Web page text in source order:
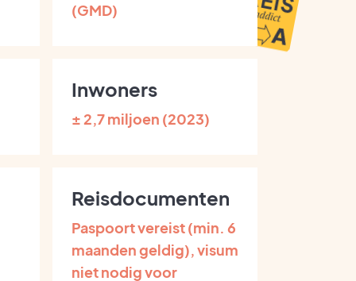
(GMD)
Inwoners
± 2,7 miljoen (2023)
Reisdocumenten
Paspoort vereist (min. 6
maanden geldig), visum
niet nodig voor